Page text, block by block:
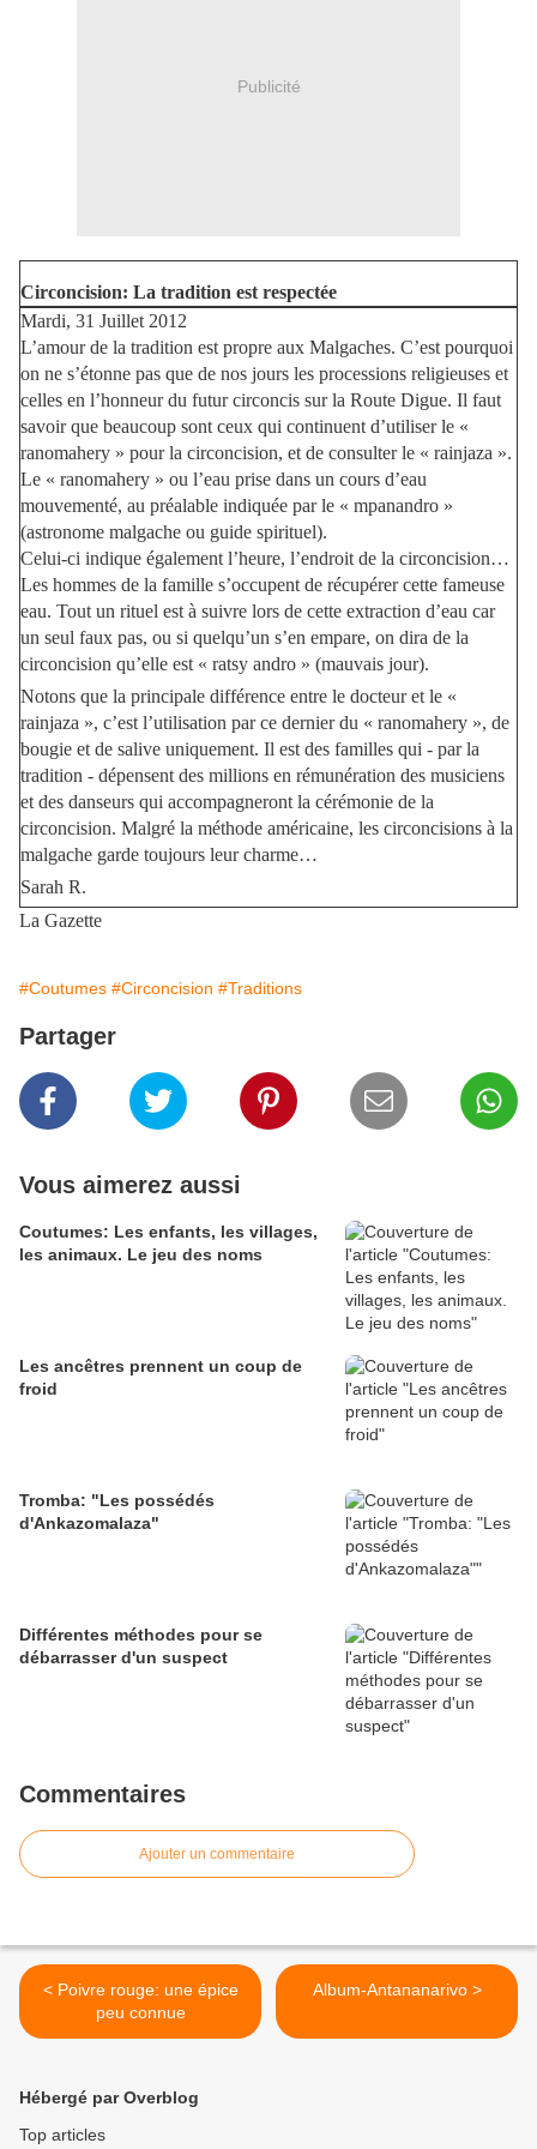
Publicité
Circoncision: La tradition est respectée
Mardi, 31 Juillet 2012
L’amour de la tradition est propre aux Malgaches. C’est pourquoi
on ne s’étonne pas que de nos jours les processions religieuses et
celles en l’honneur du futur circoncis sur la Route Digue. Il faut
savoir que beaucoup sont ceux qui continuent d’utiliser le «
ranomahery » pour la circoncision, et de consulter le « rainjaza ».
Le « ranomahery » ou l’eau prise dans un cours d’eau
mouvementé, au préalable indiquée par le « mpanandro »
(astronome malgache ou guide spirituel).
Celui-ci indique également l’heure, l’endroit de la circoncision…
Les hommes de la famille s’occupent de récupérer cette fameuse
eau. Tout un rituel est à suivre lors de cette extraction d’eau car
un seul faux pas, ou si quelqu’un s’en empare, on dira de la
circoncision qu’elle est « ratsy andro » (mauvais jour).
Notons que la principale différence entre le docteur et le «
rainjaza », c’est l’utilisation par ce dernier du « ranomahery », de
bougie et de salive uniquement. Il est des familles qui - par la
tradition - dépensent des millions en rémunération des musiciens
et des danseurs qui accompagneront la cérémonie de la
circoncision. Malgré la méthode américaine, les circoncisions à la
malgache garde toujours leur charme…
Sarah R.
La Gazette
#Coutumes #Circoncision #Traditions
Partager
Vous aimerez aussi
Coutumes: Les enfants, les villages,
les animaux. Le jeu des noms
Les ancêtres prennent un coup de
froid
Tromba: "Les possédés
d'Ankazomalaza"
Différentes méthodes pour se
débarrasser d'un suspect
Commentaires
Ajouter un commentaire
< Poivre rouge: une épice
peu connue
Album-Antananarivo >
Hébergé par Overblog
Top articles